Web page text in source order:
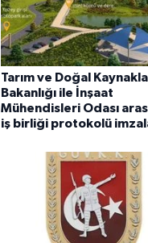
Tarım ve Doğal
Bakanlığı ile İnşaat
Mühendisleri Odası
iş birliği protokolü